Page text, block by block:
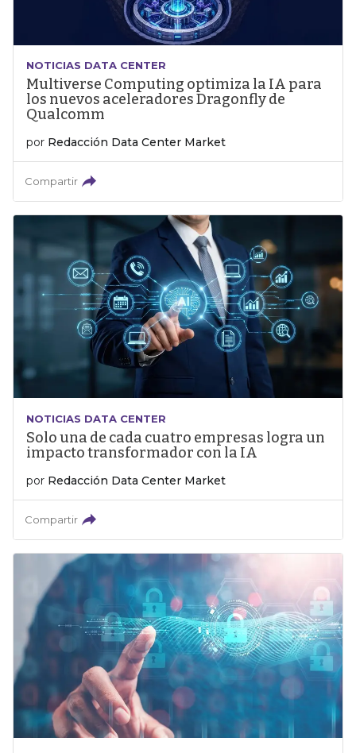
NOTICIAS DATA CENTER
Multiverse Computing optimiza la IA para
los nuevos aceleradores Dragonfly de
Qualcomm
por Redacción Data Center Market
Compartir
NOTICIAS DATA CENTER
Solo una de cada cuatro empresas logra un
impacto transformador con la IA
por Redacción Data Center Market
Compartir